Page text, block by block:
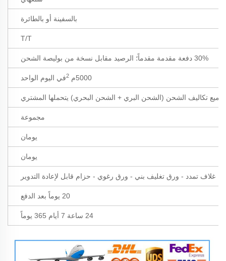
بالسفينة أو بالطائرة
T/T
30% دفعة مقدمة مقدماً؛ الرصيد مقابل نسخة من بوليصة الشحن
5000م 2في اليوم الواحد
جميع تكاليف الشحن (الشحن البري + الشحن البحري) يتحملها المشتري
مجموعة
يومان
يومان
غلاف تمدد - ورق تغليف بني - ورق رغوي - حزام قابل لإعادة التدوير
20 يوماً بعد الدفع
24 ساعة 7 أيام 365 يوماً